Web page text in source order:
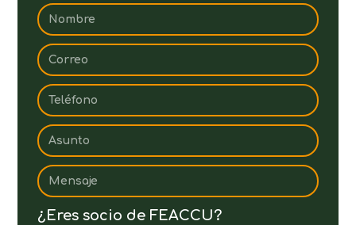
¿Eres socio de FEACCU?